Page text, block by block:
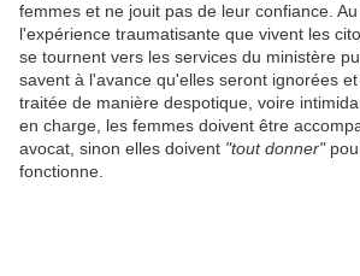
femmes et ne jouit pas de leur confiance. Au
l'expérience traumatisante que vivent les
se tournent vers les services du ministère
savent à l'avance qu'elles seront ignorées
traitée de manière despotique, voire
en charge, les femmes doivent être
avocat, sinon elles doivent "tout donner"
fonctionne.